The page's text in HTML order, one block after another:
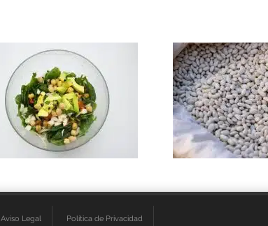
Aviso Legal Política de Privacidad